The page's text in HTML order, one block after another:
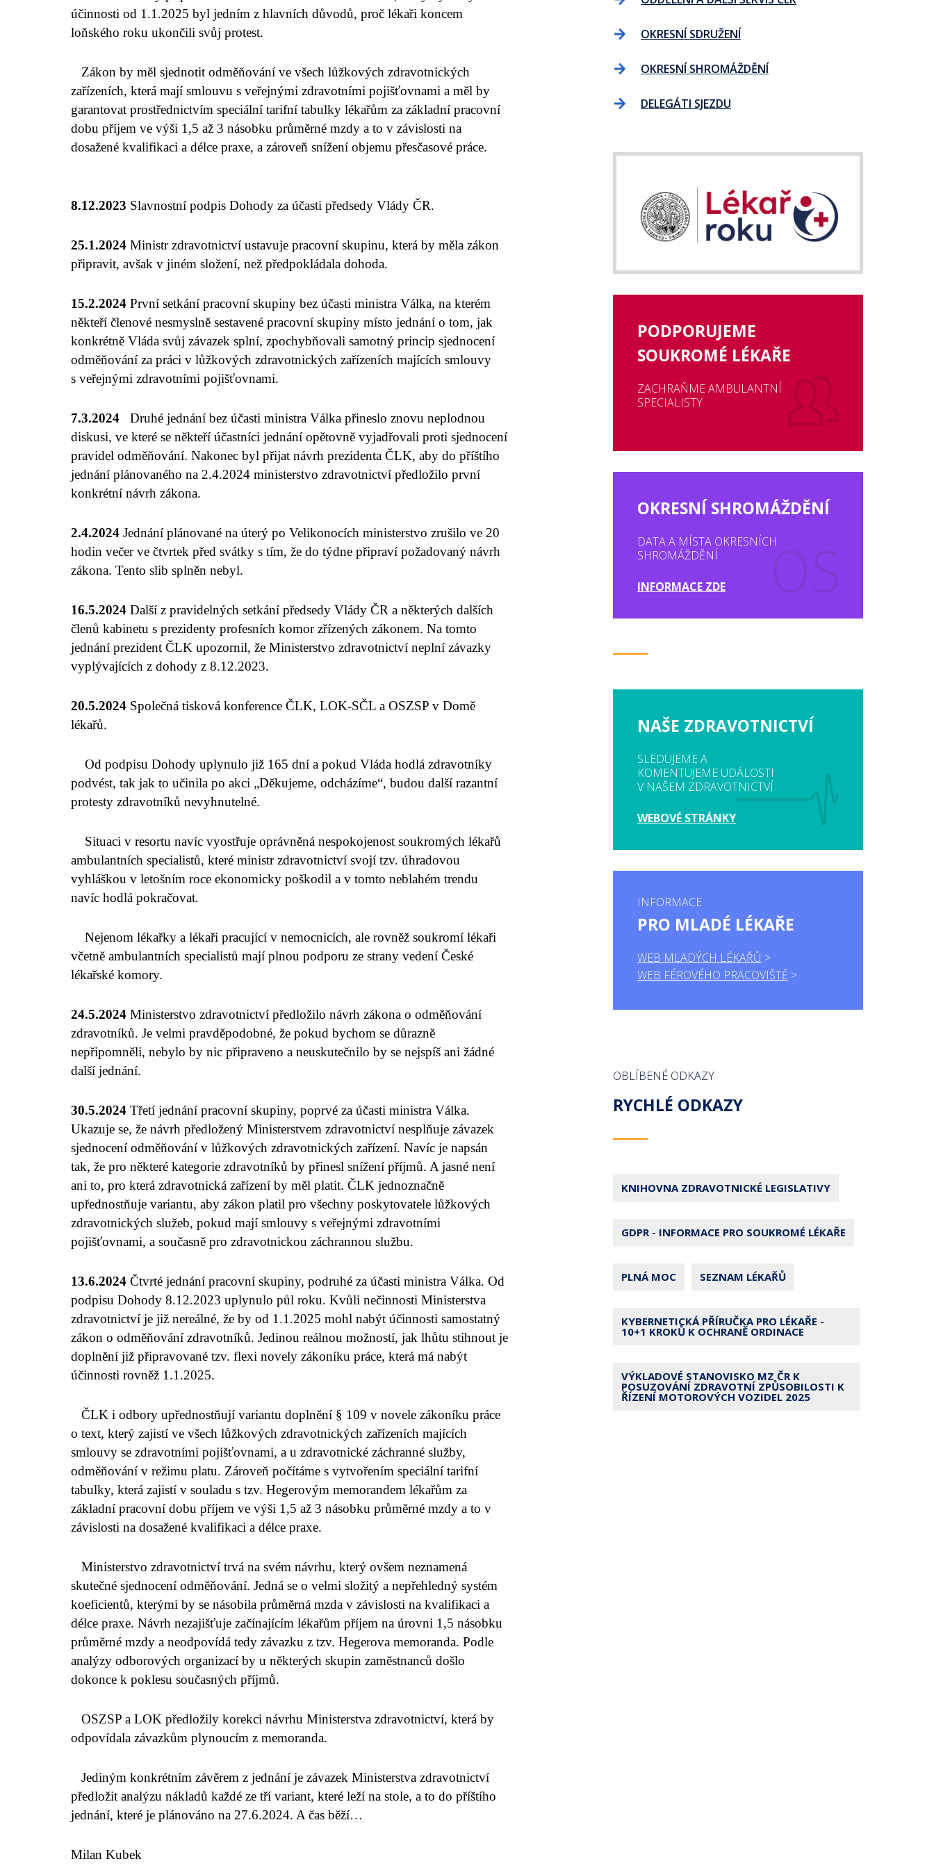
účinnosti od 1.1.2025 byl jedním z hlavních důvodů, proč lékaři koncem
loňského roku ukončili svůj protest.
Zákon by měl sjednotit odměňování ve všech lůžkových zdravotnických
zařízeních, která mají smlouvu s veřejnými zdravotními pojišťovnami a měl by
garantovat prostřednictvím speciální tarifní tabulky lékařům za základní pracovní
dobu příjem ve výši 1,5 až 3 násobku průměrné mzdy a to v závislosti na
dosažené kvalifikaci a délce praxe, a zároveň snížení objemu přesčasové práce.
8.12.2023 Slavnostní podpis Dohody za účasti předsedy Vlády ČR.
25.1.2024 Ministr zdravotnictví ustavuje pracovní skupinu, která by měla zákon
připravit, avšak v jiném složení, než předpokládala dohoda.
15.2.2024 První setkání pracovní skupiny bez účasti ministra Válka, na kterém
někteří členové nesmyslně sestavené pracovní skupiny místo jednání o tom, jak
konkrétně Vláda svůj závazek splní, zpochybňovali samotný princip sjednocení
odměňování za práci v lůžkových zdravotnických zařízeních majících smlouvy
s veřejnými zdravotními pojišťovnami.
7.3.2024 Druhé jednání bez účasti ministra Válka přineslo znovu neplodnou
diskusi, ve které se někteří účastníci jednání opětovně vyjadřovali proti sjednocení
pravidel odměňování. Nakonec byl přijat návrh prezidenta ČLK, aby do příštího
jednání plánovaného na 2.4.2024 ministerstvo zdravotnictví předložilo první
konkrétní návrh zákona.
2.4.2024 Jednání plánované na úterý po Velikonocích ministerstvo zrušilo ve 20
hodin večer ve čtvrtek před svátky s tím, že do týdne připraví požadovaný návrh
zákona. Tento slib splněn nebyl.
16.5.2024 Další z pravidelných setkání předsedy Vlády ČR a některých dalších
členů kabinetu s prezidenty profesních komor zřízených zákonem. Na tomto
jednání prezident ČLK upozornil, že Ministerstvo zdravotnictví neplní závazky
vyplývajících z dohody z 8.12.2023.
20.5.2024 Společná tisková konference ČLK, LOK-SČL a OSZSP v Domě
lékařů.
Od podpisu Dohody uplynulo již 165 dní a pokud Vláda hodlá zdravotníky
podvést, tak jak to učinila po akci „Děkujeme, odcházíme“, budou další razantní
protesty zdravotníků nevyhnutelné.
Situaci v resortu navíc vyostřuje oprávněná nespokojenost soukromých lékařů
ambulantních specialistů, které ministr zdravotnictví svojí tzv. úhradovou
vyhláškou v letošním roce ekonomicky poškodil a v tomto neblahém trendu
navíc hodlá pokračovat.
Nejenom lékařky a lékaři pracující v nemocnicích, ale rovněž soukromí lékaři
včetně ambulantních specialistů mají plnou podporu ze strany vedení České
lékařské komory.
24.5.2024 Ministerstvo zdravotnictví předložilo návrh zákona o odměňování
zdravotníků. Je velmi pravděpodobné, že pokud bychom se důrazně
nepřipomněli, nebylo by nic připraveno a neuskutečnilo by se nejspíš ani žádné
další jednání.
30.5.2024 Třetí jednání pracovní skupiny, poprvé za účasti ministra Válka.
Ukazuje se, že návrh předložený Ministerstvem zdravotnictví nesplňuje závazek
sjednocení odměňování v lůžkových zdravotnických zařízení. Navíc je napsán
tak, že pro některé kategorie zdravotníků by přinesl snížení příjmů. A jasné není
ani to, pro která zdravotnická zařízení by měl platit. ČLK jednoznačně
upřednostňuje variantu, aby zákon platil pro všechny poskytovatele lůžkových
zdravotnických služeb, pokud mají smlouvy s veřejnými zdravotními
pojišťovnami, a současně pro zdravotnickou záchrannou službu.
13.6.2024 Čtvrté jednání pracovní skupiny, podruhé za účasti ministra Válka. Od
podpisu Dohody 8.12.2023 uplynulo půl roku. Kvůli nečinnosti Ministerstva
zdravotnictví je již nereálné, že by od 1.1.2025 mohl nabýt účinnosti samostatný
zákon o odměňování zdravotníků. Jedinou reálnou možností, jak lhůtu stihnout je
doplnění již připravované tzv. flexi novely zákoníku práce, která má nabýt
účinnosti rovněž 1.1.2025.
ČLK i odbory upřednostňují variantu doplnění § 109 v novele zákoníku práce
o text, který zajistí ve všech lůžkových zdravotnických zařízeních majících
smlouvy se zdravotními pojišťovnami, a u zdravotnické záchranné služby,
odměňování v režimu platu. Zároveň počítáme s vytvořením speciální tarifní
tabulky, která zajistí v souladu s tzv. Hegerovým memorandem lékařům za
základní pracovní dobu příjem ve výši 1,5 až 3 násobku průměrné mzdy a to v
závislosti na dosažené kvalifikaci a délce praxe.
Ministerstvo zdravotnictví trvá na svém návrhu, který ovšem neznamená
skutečné sjednocení odměňování. Jedná se o velmi složitý a nepřehledný systém
koeficientů, kterými by se násobila průměrná mzda v závislosti na kvalifikaci a
délce praxe. Návrh nezajišťuje začínajícím lékařům příjem na úrovni 1,5 násobku
průměrné mzdy a neodpovídá tedy závazku z tzv. Hegerova memoranda. Podle
analýzy odborových organizací by u některých skupin zaměstnanců došlo
dokonce k poklesu současných příjmů.
OSZSP a LOK předložily korekci návrhu Ministerstva zdravotnictví, která by
odpovídala závazkům plynoucím z memoranda.
Jediným konkrétním závěrem z jednání je závazek Ministerstva zdravotnictví
předložit analýzu nákladů každé ze tří variant, které leží na stole, a to do příštího
jednání, které je plánováno na 27.6.2024. A čas běží…
Milan Kubek
OKRESNÍ SDRUŽENÍ
OKRESNÍ SHROMÁŽDĚNÍ
DELEGÁTI SJEZDU
PODPORUJEME
SOUKROMÉ LÉKAŘE
ZACHRAŇME AMBULANTNÍ
SPECIALISTY
OKRESNÍ SHROMÁŽDĚNÍ
DATA A MÍSTA OKRESNÍCH
SHROMÁŽDĚNÍ
INFORMACE ZDE
NAŠE ZDRAVOTNICTVÍ
SLEDUJEME A
KOMENTUJEME UDÁLOSTI
V NAŠEM ZDRAVOTNICTVÍ
WEBOVÉ STRÁNKY
INFORMACE
PRO MLADÉ LÉKAŘE
WEB MLADÝCH LÉKAŘŮ
WEB FÉROVÉHO PRACOVIŠTĚ
OBLÍBENÉ ODKAZY
RYCHLÉ ODKAZY
KNIHOVNA ZDRAVOTNICKÉ LEGISLATIVY
GDPR - INFORMACE PRO SOUKROMÉ LÉKAŘE
PLNÁ MOC SEZNAM LÉKAŘŮ
KYBERNETICKÁ PŘÍRUČKA PRO LÉKAŘE -
10+1 KROKŮ K OCHRANĚ ORDINACE
VÝKLADOVÉ STANOVISKO MZ ČR K
POSUZOVÁNÍ ZDRAVOTNÍ ZPŮSOBILOSTI K
ŘÍZENÍ MOTOROVÝCH VOZIDEL 2025